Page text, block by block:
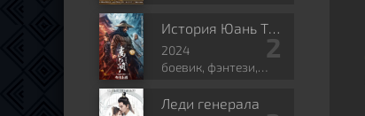
романтика, боевые
искусства, фэнтези
2024
боевик, фэнтези,
исторический
Леди генерала